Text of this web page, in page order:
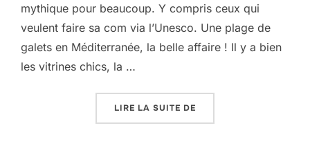
mythique pour beaucoup. Y compris ceux qui
veulent faire sa com via l’Unesco. Une plage de
galets en Méditerranée, la belle affaire ! Il y a bien
les vitrines chics, la …
LIRE LA SUITE DE